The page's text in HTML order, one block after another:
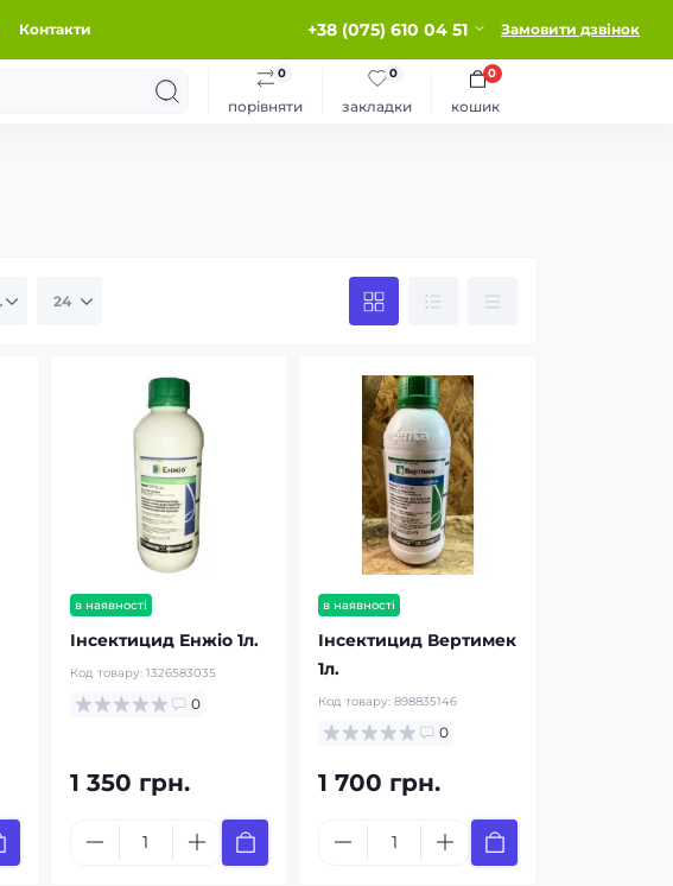
Контакти +38 (075) 610 04 51 Замовити дзвінок
порівняти
0
закладки
0
кошик
0
в наявності
Інсектицид Енжіо 1л.
Код товару: 1326583035
0
1 350 грн.
в наявності
Інсектицид Вертимек
1л.
Код товару:898835146
0
1 700 грн.